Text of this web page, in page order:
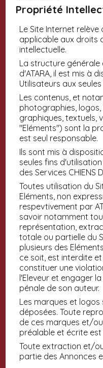
Propriété
Le Site Internet
applicable aux droits
intellectuelle.
La structure
d'ATARA, il est mis à
Utilisateurs aux
Les contenus, et
photographies,
graphiques, textuels,
"Eléments") sont la
est seul responsable.
Ils sont mis à
seules fins
des Services CHIENS
Toutes utilisation du
Eléments, non
respevtivement par
savoir notamment
représentation,
totale ou partielle du
plusieurs des
ce soit, est interdite
constituer une
l'Eleveur et engager
pénale de son auteur.
Les marques et
déposées. Toute
de ces marques et/
préalable et écrite
Toute extraction et/
partie des Annonces